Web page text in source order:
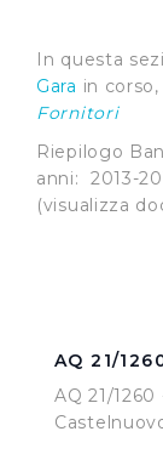
In questa
Gara in
Fornitori
Riepilogo
anni: 2013-
(visualizza
AQ 21/
AQ 21/